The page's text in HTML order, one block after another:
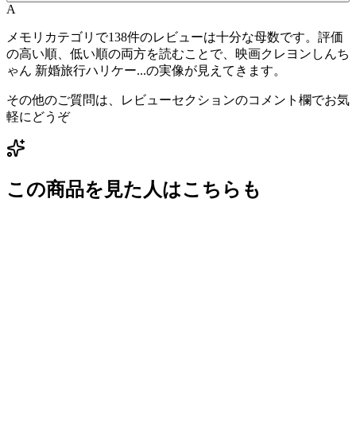
A
メモリカテゴリで138件のレビューは十分な母数です。評価
の高い順、低い順の両方を読むことで、映画クレヨンしんち
ゃん 新婚旅行ハリケー...の実像が見えてきます。
その他のご質問は、レビューセクションのコメント欄でお気
軽にどうぞ
この商品を見た人はこちらも